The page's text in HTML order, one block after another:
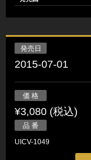
発売日
2015-07-01
価 格
¥3,080 (税込)
品 番
UICV-1049